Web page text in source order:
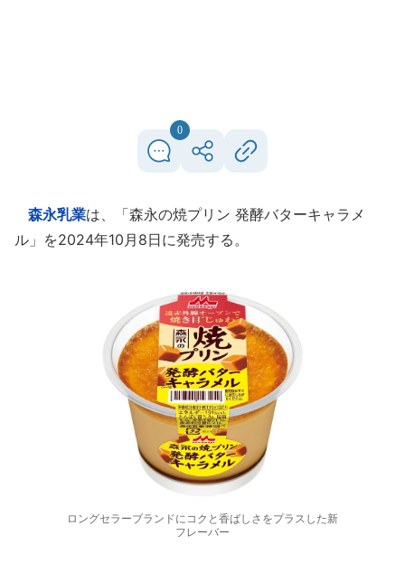
0
森永乳業は、「森永の焼プリン 発酵バターキャラメ
ル」を2024年10月8日に発売する。
ロングセラーブランドにコクと香ばしさをプラスした新
フレーバー